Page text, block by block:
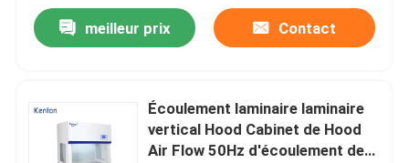
Tous les cas
Un four plus sec de laboratoire
meilleur prix Contact
Écoulement laminaire laminaire
vertical Hood Cabinet de Hood
Air Flow 50Hz d'écoulement de